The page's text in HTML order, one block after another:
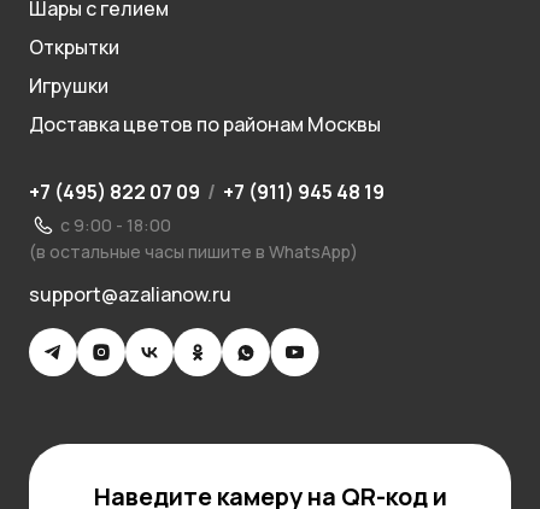
Шары с гелием
Открытки
Игрушки
Доставка цветов по районам Москвы
+7 (495) 822 07 09 / +7 (911) 945 48 19
с 9:00 - 18:00
(в остальные часы пишите в WhatsApp)
support@azalianow.ru
Наведите камеру на QR-код и